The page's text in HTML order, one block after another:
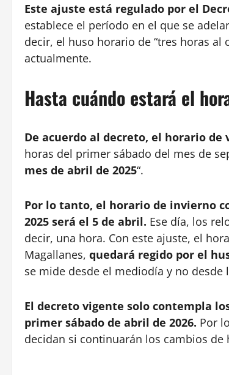
Este ajuste está regulado por el
establece el período en el que se
decir, el huso horario de “tres horas al
actualmente.
Hasta cuándo estará el
De acuerdo al decreto, el horario
horas del primer sábado del mes de
mes de abril de 2025“.
Por lo tanto, el horario de invierno
2025 será el 5 de abril. Ese día, los
decir, una hora. Con este ajuste, el
Magallanes, quedará regido por el
se mide desde el mediodía y no desde
El decreto vigente solo contempla
primer sábado de abril de 2026. Por
decidan si continuarán los cambios de